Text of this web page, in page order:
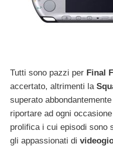
Tutti sono pazzi per Final
accertato, altrimenti la
superato
riportare ad ogni
prolifica i cui episodi sono
gli appassionati di